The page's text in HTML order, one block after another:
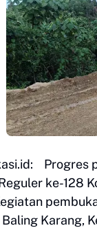
Progres
ke-128
Karang,